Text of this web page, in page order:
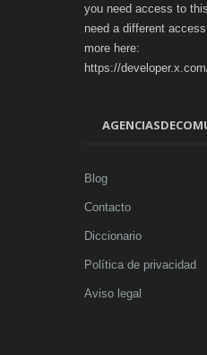
you need access to
need a different
more here:
https://
Blog
Contacto
Diccionario
Política de privacidad
Aviso legal